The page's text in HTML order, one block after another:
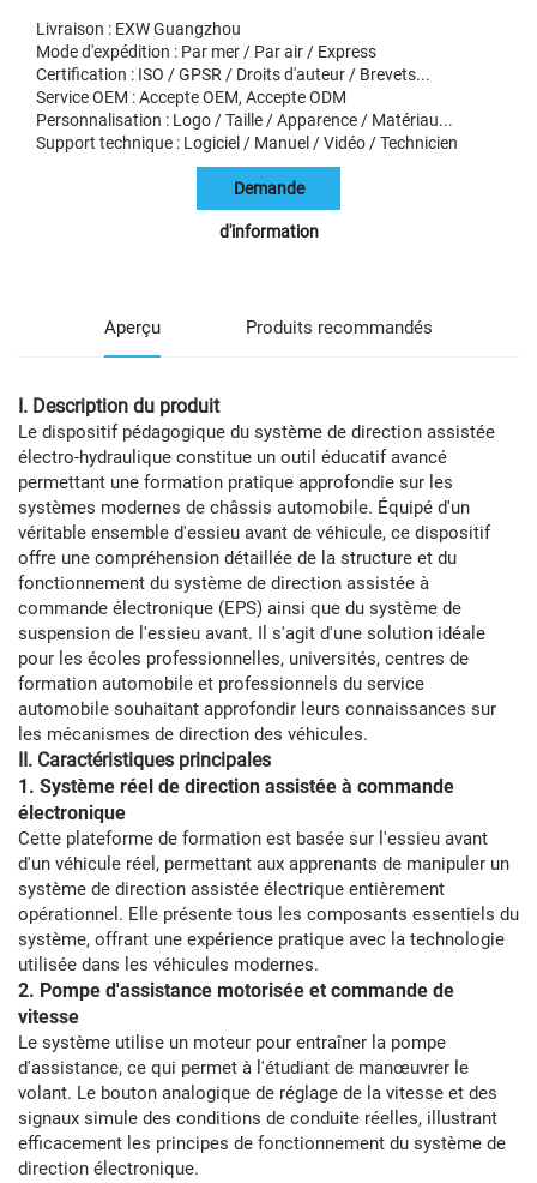
Livraison : EXW Guangzhou
Mode d'expédition : Par mer / Par air / Express
Certification : ISO / GPSR / Droits d'auteur / Brevets...
Service OEM : Accepte OEM, Accepte ODM
Personnalisation : Logo / Taille / Apparence / Matériau...
Support technique : Logiciel / Manuel / Vidéo / Technicien
Demande
d'information
Aperçu Produits recommandés
I. Description du produit
Le dispositif pédagogique du système de direction assistée
électro-hydraulique constitue un outil éducatif avancé
permettant une formation pratique approfondie sur les
systèmes modernes de châssis automobile. Équipé d'un
véritable ensemble d'essieu avant de véhicule, ce dispositif
offre une compréhension détaillée de la structure et du
fonctionnement du système de direction assistée à
commande électronique (EPS) ainsi que du système de
suspension de l'essieu avant. Il s'agit d'une solution idéale
pour les écoles professionnelles, universités, centres de
formation automobile et professionnels du service
automobile souhaitant approfondir leurs connaissances sur
les mécanismes de direction des véhicules.
II. Caractéristiques principales
1. Système réel de direction assistée à commande
électronique
Cette plateforme de formation est basée sur l'essieu avant
d'un véhicule réel, permettant aux apprenants de manipuler un
système de direction assistée électrique entièrement
opérationnel. Elle présente tous les composants essentiels du
système, offrant une expérience pratique avec la technologie
utilisée dans les véhicules modernes.
2. Pompe d'assistance motorisée et commande de
vitesse
Le système utilise un moteur pour entraîner la pompe
d'assistance, ce qui permet à l'étudiant de manœuvrer le
volant. Le bouton analogique de réglage de la vitesse et des
signaux simule des conditions de conduite réelles, illustrant
efficacement les principes de fonctionnement du système de
direction électronique.